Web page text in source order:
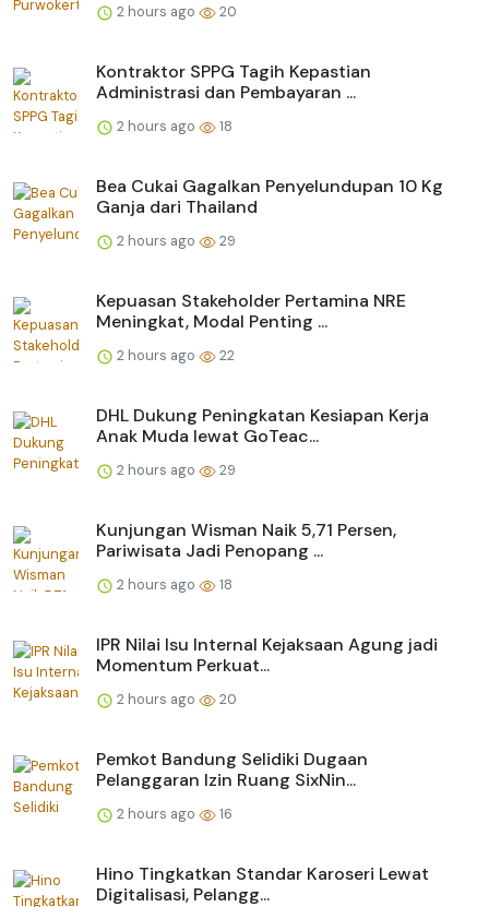
2 hours ago 20
Kontraktor SPPG Tagih Kepastian
Administrasi dan Pembayaran ...
2 hours ago 18
Bea Cukai Gagalkan Penyelundupan 10 Kg
Ganja dari Thailand
2 hours ago 29
Kepuasan Stakeholder Pertamina NRE
Meningkat, Modal Penting ...
2 hours ago 22
DHL Dukung Peningkatan Kesiapan Kerja
Anak Muda lewat GoTeac...
2 hours ago 29
Kunjungan Wisman Naik 5,71 Persen,
Pariwisata Jadi Penopang ...
2 hours ago 18
IPR Nilai Isu Internal Kejaksaan Agung jadi
Momentum Perkuat...
2 hours ago 20
Pemkot Bandung Selidiki Dugaan
Pelanggaran Izin Ruang SixNin...
2 hours ago 16
Hino Tingkatkan Standar Karoseri Lewat
Digitalisasi, Pelangg...